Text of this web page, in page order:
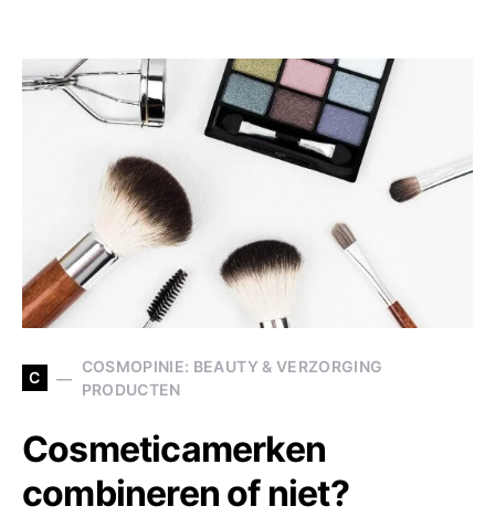
C
COSMOPINIE: BEAUTY & VERZORGING
PRODUCTEN
Cosmeticamerken
combineren of niet?